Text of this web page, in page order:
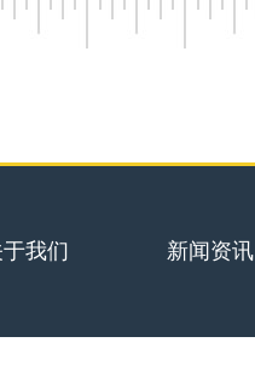
我们 新闻资讯